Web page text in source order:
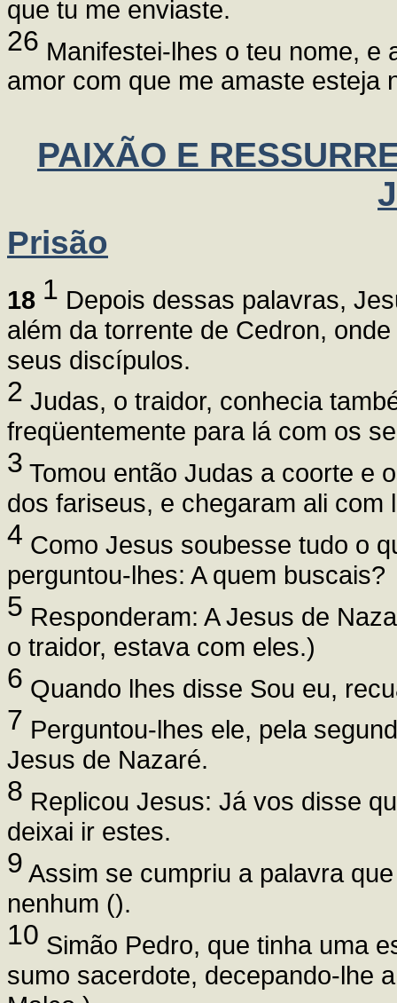
que tu me enviaste.
26 Manifestei-lhes o teu nome, e
amor com que me amaste esteja
PAIXÃO E
Prisão
18 1 Depois dessas palavras,
além da torrente de Cedron,
seus discípulos.
2 Judas, o traidor, conhecia
freqüentemente para lá com os
3 Tomou então Judas a coorte e
dos fariseus, e chegaram ali
4 Como Jesus soubesse tudo o
perguntou-lhes: A quem buscais?
5 Responderam: A Jesus de
o traidor, estava com eles.)
6 Quando lhes disse Sou eu,
7 Perguntou-lhes ele, pela
Jesus de Nazaré.
8 Replicou Jesus: Já vos disse
deixai ir estes.
9 Assim se cumpriu a palavra
nenhum ().
10 Simão Pedro, que tinha uma
sumo sacerdote, decepando-lhe